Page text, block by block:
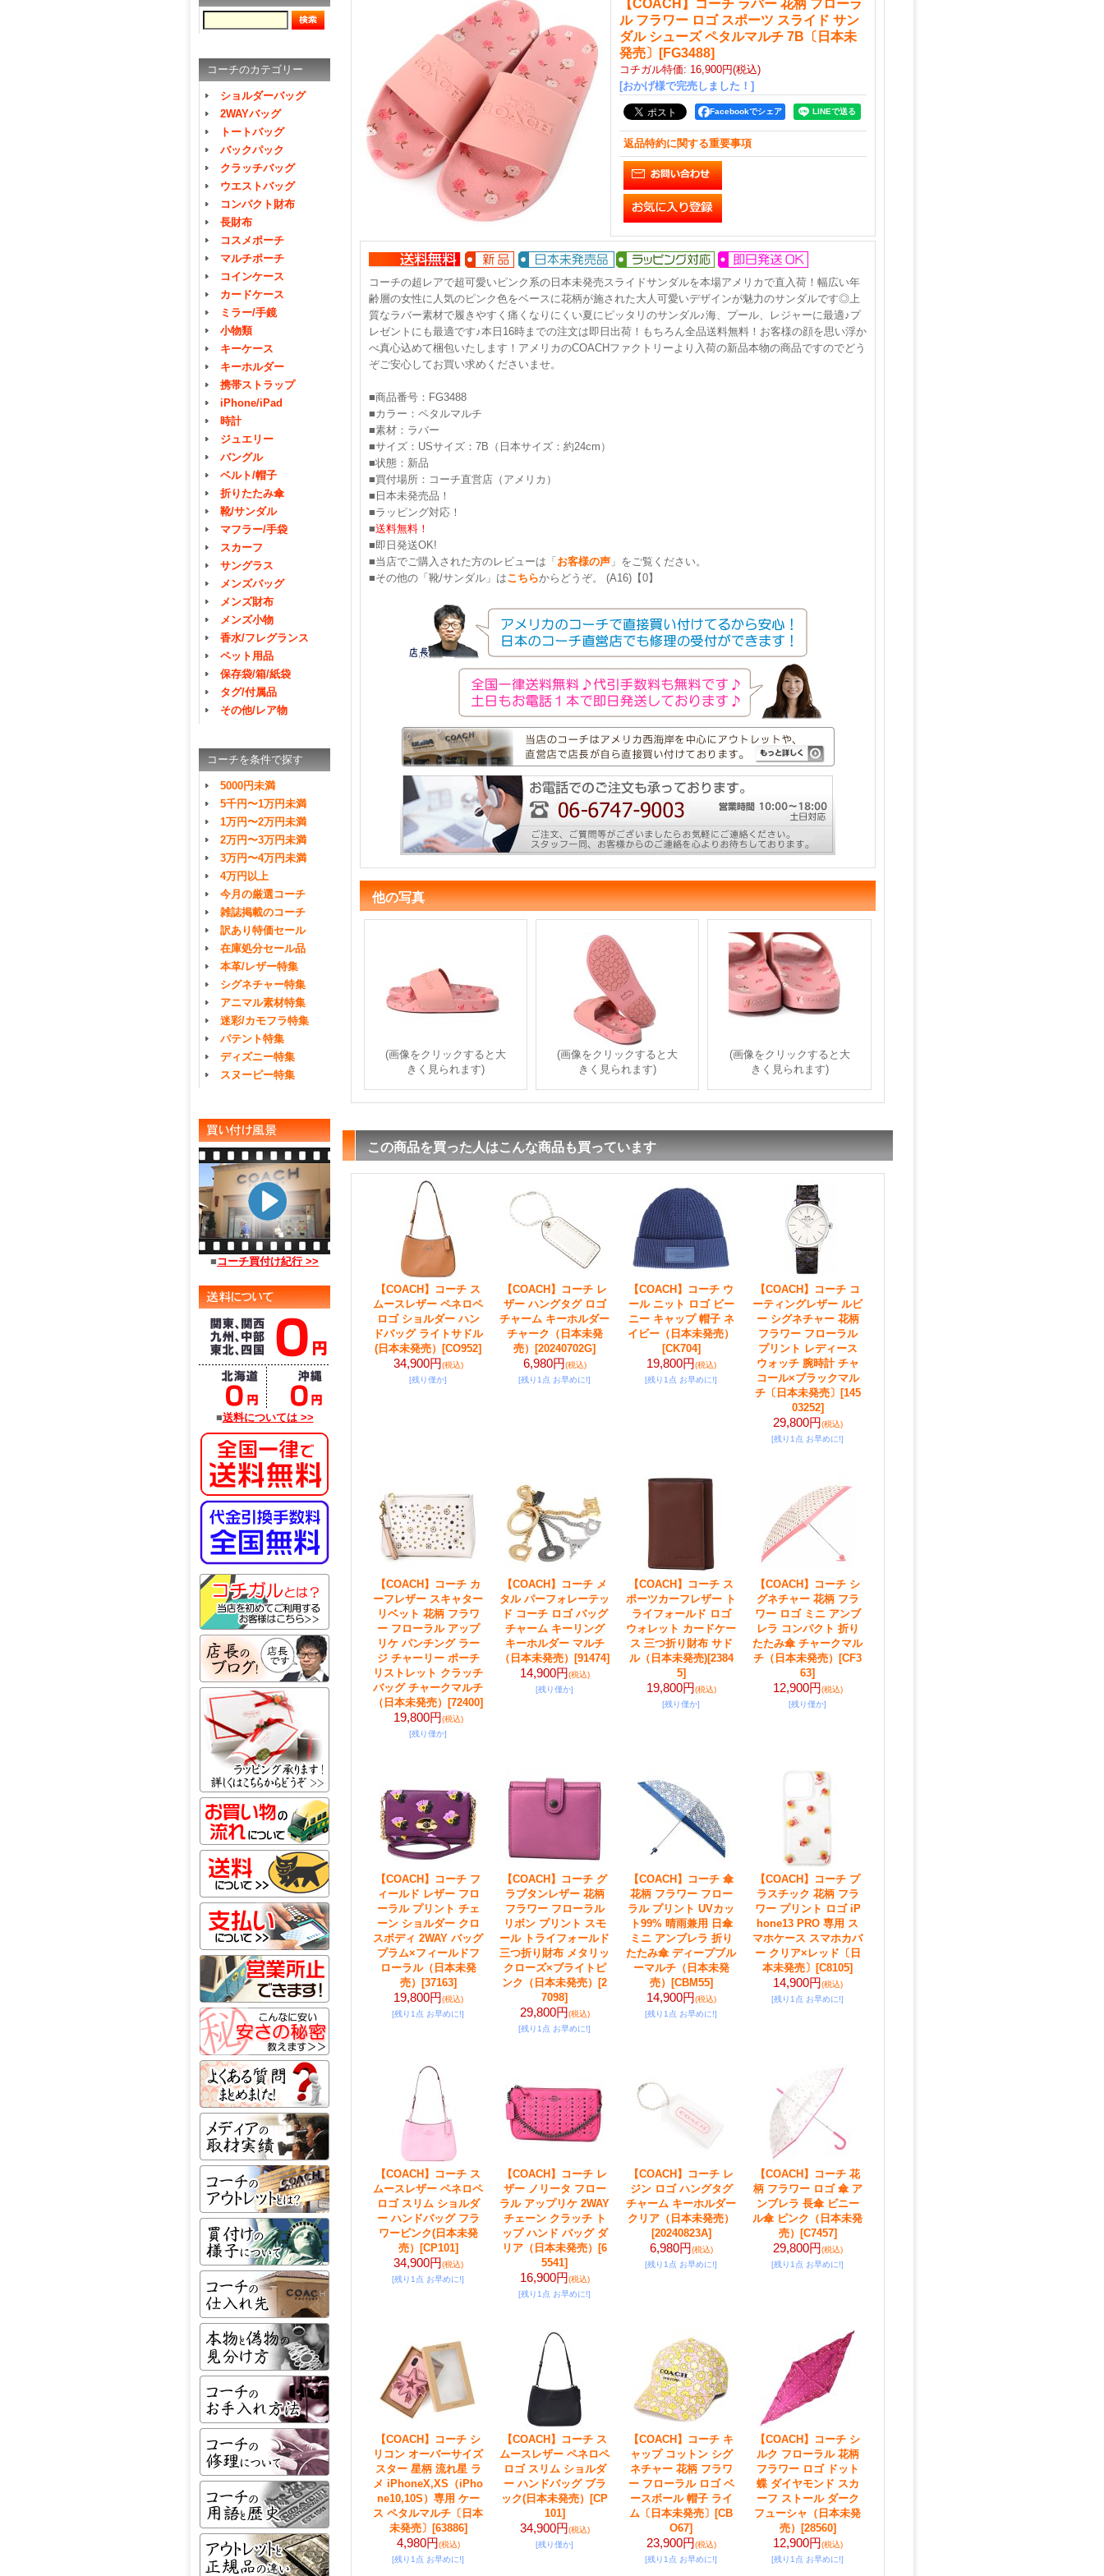
コーチのカテゴリー
ショルダーバッグ
2WAYバッグ
トートバッグ
バックパック
クラッチバッグ
ウエストバッグ
コンパクト財布
長財布
コスメポーチ
マルチポーチ
コインケース
カードケース
ミラー/手鏡
小物類
キーケース
キーホルダー
携帯ストラップ
iPhone/iPad
時計
ジュエリー
バングル
ベルト/帽子
折りたたみ傘
靴/サンダル
マフラー/手袋
スカーフ
サングラス
メンズバッグ
メンズ財布
メンズ小物
香水/フレグランス
ペット用品
保存袋/箱/紙袋
タグ/付属品
その他/レア物
コーチを条件で探す
5000円未満
5千円〜1万円未満
1万円〜2万円未満
2万円〜3万円未満
3万円〜4万円未満
4万円以上
今月の厳選コーチ
雑誌掲載のコーチ
訳あり特価セール
在庫処分セール品
本革/レザー特集
シグネチャー特集
アニマル素材特集
迷彩/カモフラ特集
パテント特集
ディズニー特集
スヌーピー特集
■ コーチ買付け紀行 >>
■送料については >>
【COACH】コーチ ラバー 花柄 フローラ
ル フラワー ロゴ スポーツ スライド サン
ダル シューズ ペタルマルチ 7B〔日本未
発売〕
[FG3488]
コチガル特価: 16,900円(税込)
[おかげ様で完売しました！]
Facebookでシェア
返品特約に関する重要事項
コーチの超レアで超可愛いピンク系の日本未発売スライドサンダルを本場アメリカで直入荷！幅広い年
齢層の女性に人気のピンク色をベースに花柄が施された大人可愛いデザインが魅力のサンダルです◎上
質なラバー素材で履きやすく痛くなりにくい夏にピッタリのサンダル♪海、プール、レジャーに最適♪プ
レゼントにも最適です♪本日16時までの注文は即日出荷！もちろん全品送料無料！お客様の顔を思い浮か
べ真心込めて梱包いたします！アメリカのCOACHファクトリーより入荷の新品本物の商品ですのでどう
ぞご安心してお買い求めくださいませ。
■商品番号：FG3488
■カラー：ペタルマルチ
■素材：ラバー
■サイズ：USサイズ：7B（日本サイズ：約24cm）
■状態：新品
■買付場所：コーチ直営店（アメリカ）
■日本未発売品！
■ラッピング対応！
■送料無料！
■即日発送OK!
■当店でご購入された方のレビューは「 お客様の声 」をご覧ください。
■その他の「靴/サンダル」はこちらからどうぞ。 (A16)【0】
他の写真
(画像をクリックすると大
きく見られます)
(画像をクリックすると大
きく見られます)
(画像をクリックすると大
きく見られます)
この商品を買った人はこんな商品も買っています
【COACH】コーチ ス
ムースレザー ペネロペ
ロゴ ショルダー ハン
ドバッグ ライトサドル
(日本未発売）
[CO952]
34,900円(税込)
[残り僅か]
【COACH】コーチ レ
ザー ハングタグ ロゴ
チャーム キーホルダー
チャーク（日本未発
売）
[20240702G]
6,980円(税込)
[残り1点 お早めに!]
【COACH】コーチ ウ
ール ニット ロゴ ビー
ニー キャップ 帽子 ネ
イビー（日本未発売）
[CK704]
19,800円(税込)
[残り1点 お早めに!]
【COACH】コーチ コ
ーティングレザー ルビ
ー シグネチャー 花柄
フラワー フローラル
プリント レディース
ウォッチ 腕時計 チャ
コール×ブラックマル
チ〔日本未発売〕 [145
03252]
29,800円(税込)
[残り1点 お早めに!]
【COACH】コーチ カ
ーフレザー スキャター
リベット 花柄 フラワ
ー フローラル アップ
リケ パンチング ラー
ジ チャーリー ポーチ
リストレット クラッチ
バッグ チャークマルチ
（日本未発売）
[72400]
19,800円(税込)
[残り僅か]
【COACH】コーチ メ
タル パーフォレーテッ
ド コーチ ロゴ バッグ
チャーム キーリング
キーホルダー マルチ
（日本未発売）
[91474]
14,900円(税込)
[残り僅か]
【COACH】コーチ ス
ポーツカーフレザー ト
ライフォールド ロゴ
ウォレット カードケー
ス 三つ折り財布 サド
ル（日本未発売)[2384
5]
19,800円(税込)
[残り僅か]
【COACH】コーチ シ
グネチャー 花柄 フラ
ワー ロゴ ミニ アンブ
レラ コンパクト 折り
たたみ傘 チャークマル
チ（日本未発売）
[CF3
63]
12,900円(税込)
[残り僅か]
【COACH】コーチ フ
ィールド レザー フロ
ーラル プリント チェ
ーン ショルダー クロ
スボディ 2WAY バッグ
プラム×フィールドフ
ローラル（日本未発
売）
[37163]
19,800円(税込)
[残り1点 お早めに!]
【COACH】コーチ グ
ラブタンレザー 花柄
フラワー フローラル
リボン プリント スモ
ール トライフォールド
三つ折り財布 メタリッ
クローズ×ブライトピ
ンク（日本未発売）
[2
7098]
29,800円(税込)
[残り1点 お早めに!]
【COACH】コーチ 傘
花柄 フラワー フロー
ラル プリント UVカッ
ト99% 晴雨兼用 日傘
ミニ アンブレラ 折り
たたみ傘 ディープブル
ーマルチ（日本未発
売）
[CBM55]
14,900円(税込)
[残り1点 お早めに!]
【COACH】コーチ プ
ラスチック 花柄 フラ
ワー プリント ロゴ iP
hone13 PRO 専用 ス
マホケース スマホカバ
ー クリア×レッド〔日
本未発売〕 [C8105]
14,900円(税込)
[残り1点 お早めに!]
【COACH】コーチ ス
ムースレザー ペネロペ
ロゴ スリム ショルダ
ー ハンドバッグ フラ
ワーピンク(日本未発
売）
[CP101]
34,900円(税込)
[残り1点 お早めに!]
【COACH】コーチ レ
ザー ノリータ フロー
ラル アップリケ 2WAY
チェーン クラッチ ト
ップ ハンド バッグ ダ
リア（日本未発売）
[6
5541]
16,900円(税込)
[残り1点 お早めに!]
【COACH】コーチ レ
ジン ロゴ ハングタグ
チャーム キーホルダー
クリア（日本未発売）
[20240823A]
6,980円(税込)
[残り1点 お早めに!]
【COACH】コーチ 花
柄 フラワー ロゴ 傘 ア
ンブレラ 長傘 ビニー
ル傘 ピンク（日本未発
売）
[C7457]
29,800円(税込)
[残り1点 お早めに!]
【COACH】コーチ シ
リコン オーバーサイズ
スター 星柄 流れ星 ラ
メ iPhoneX,XS（iPho
ne10,10S）専用 ケー
ス ペタルマルチ〔日本
未発売〕 [63886]
4,980円(税込)
[残り1点 お早めに!]
【COACH】コーチ ス
ムースレザー ペネロペ
ロゴ スリム ショルダ
ー ハンドバッグ ブラ
ック(日本未発売）
[CP
101]
34,900円(税込)
[残り僅か]
【COACH】コーチ キ
ャップ コットン シグ
ネチャー 花柄 フラワ
ー フローラル ロゴ ベ
ースボール 帽子 ライ
ム〔日本未発売〕 [CB
O67]
23,900円(税込)
[残り1点 お早めに!]
【COACH】コーチ シ
ルク フローラル 花柄
フラワー ロゴ ドット
蝶 ダイヤモンド スカ
ーフ ストール ダーク
フューシャ（日本未発
売）
[28560]
12,900円(税込)
[残り1点 お早めに!]